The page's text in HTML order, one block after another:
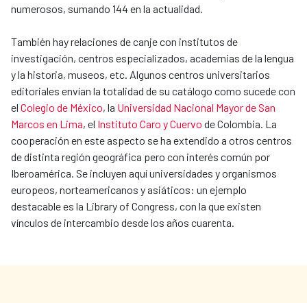
numerosos, sumando 144 en la actualidad.
También hay relaciones de canje con institutos de
investigación, centros especializados, academias de la lengua
y la historia, museos, etc. Algunos centros universitarios
editoriales envían la totalidad de su catálogo como sucede con
el Colegio de México, la Universidad Nacional Mayor de San
Marcos en Lima, el Instituto Caro y Cuervo de Colombia. La
cooperación en este aspecto se ha extendido a otros centros
de distinta región geográfica pero con interés común por
Iberoamérica. Se incluyen aquí universidades y organismos
europeos, norteamericanos y asiáticos: un ejemplo
destacable es la Library of Congress, con la que existen
vínculos de intercambio desde los años cuarenta.